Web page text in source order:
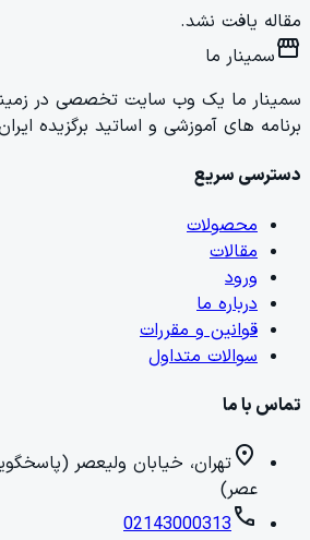
مقاله یافت نشد.
storefrontسمینار ما
سمینار ما یک وب سایت تخصصی در
برنامه های آموزشی و اساتید برگزیده
دسترسی سریع
محصولات
مقالات
ورود
درباره ما
قوانین و مقررات
سوالات متداول
تماس با ما
location_on
عصر)
call
02143000313